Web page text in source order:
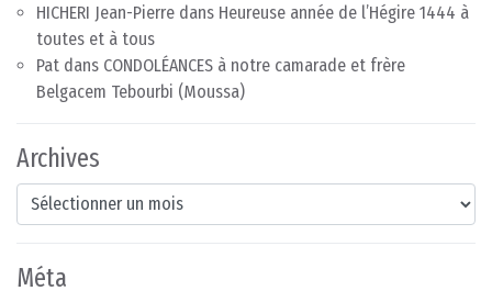
HICHERI Jean-Pierre dans Heureuse année de l’Hégire 1444 à
toutes et à tous
Pat dans CONDOLÉANCES à notre camarade et frère
Belgacem Tebourbi (Moussa)
Archives
Archives
Méta